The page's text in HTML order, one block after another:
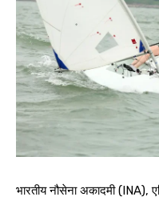
भारतीय नौसेना अकादमी (INA),